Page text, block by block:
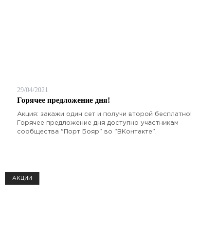
29/04/2021
Горячее предложение дня!
Акция: закажи один сет и получи второй бесплатно!
Горячее предложение дня доступно участникам
сообщества "Порт Бояр" во "ВКонтакте".
АКЦИИ